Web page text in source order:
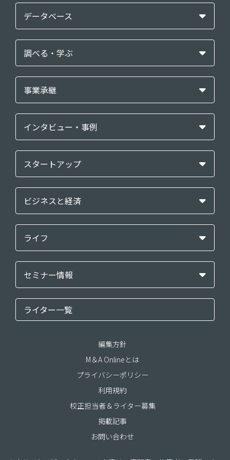
データベース
調べる・学ぶ
事業承継
インタビュー・事例
スタートアップ
ビジネスと経済
ライフ
セミナー情報
ライター一覧
編集方針
M＆A Onlineとは
プライバシーポリシー
利用規約
校正担当者＆ライター募集
掲載記事
お問い合わせ